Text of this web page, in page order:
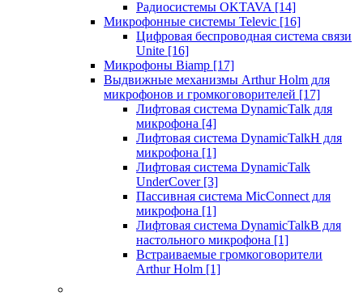
Радиосистемы OKTAVA [14]
Микрофонные системы Televic [16]
Цифровая беспроводная система связи
Unite [16]
Микрофоны Biamp [17]
Выдвижные механизмы Arthur Holm для
микрофонов и громкоговорителей [17]
Лифтовая система DynamicTalk для
микрофона [4]
Лифтовая система DynamicTalkH для
микрофона [1]
Лифтовая система DynamicTalk
UnderCover [3]
Пассивная система MicConnect для
микрофона [1]
Лифтовая система DynamicTalkB для
настольного микрофона [1]
Встраиваемые громкоговорители
Arthur Holm [1]